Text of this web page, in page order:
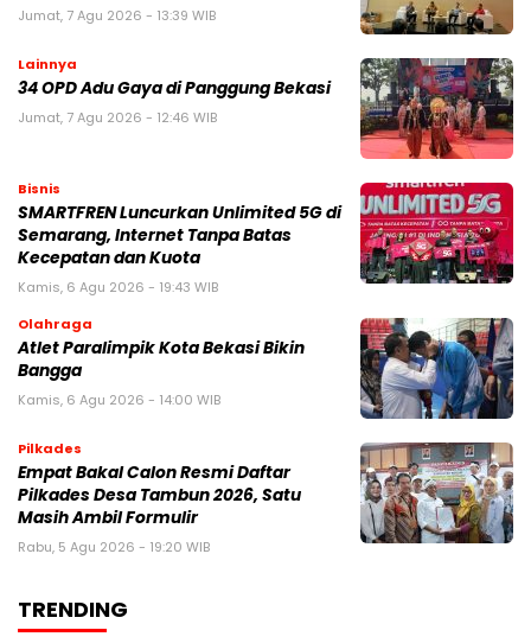
Jumat, 7 Agu 2026 - 13:39 WIB
Lainnya
34 OPD Adu Gaya di Panggung Bekasi
Jumat, 7 Agu 2026 - 12:46 WIB
Bisnis
SMARTFREN Luncurkan Unlimited 5G di
Semarang, Internet Tanpa Batas
Kecepatan dan Kuota
Kamis, 6 Agu 2026 - 19:43 WIB
Olahraga
Atlet Paralimpik Kota Bekasi Bikin
Bangga
Kamis, 6 Agu 2026 - 14:00 WIB
Pilkades
Empat Bakal Calon Resmi Daftar
Pilkades Desa Tambun 2026, Satu
Masih Ambil Formulir
Rabu, 5 Agu 2026 - 19:20 WIB
TRENDING